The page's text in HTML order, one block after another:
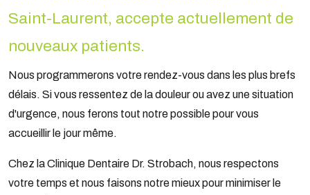
Saint-Laurent, accepte actuellement de
nouveaux patients.
Nous programmerons votre rendez-vous dans les plus brefs
délais. Si vous ressentez de la douleur ou avez une situation
d'urgence, nous ferons tout notre possible pour vous
accueillir le jour même.
Chez la Clinique Dentaire Dr. Strobach, nous respectons
votre temps et nous faisons notre mieux pour minimiser le